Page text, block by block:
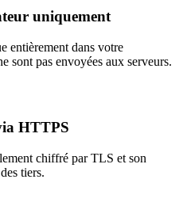
uniquement
entièrement dans votre
sont pas envoyées aux serveurs.
HTTPS
chiffré par TLS et son
tiers.